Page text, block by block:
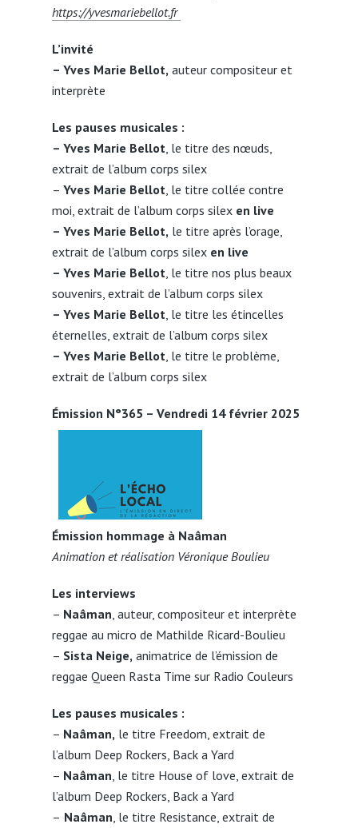
https://yvesmariebellot.fr
L’invité
– Yves Marie Bellot, auteur compositeur et
interprète
Les pauses musicales :
– Yves Marie Bellot , le titre des nœuds,
extrait de l’album corps silex
– Yves Marie Bellot , le titre collée contre
moi, extrait de l’album corps silex en live
– Yves Marie Bellot, le titre après l’orage,
extrait de l’album corps silexen live
– Yves Marie Bellot , le titre nos plus beaux
souvenirs, extrait de l’album corps silex
– Yves Marie Bellot , le titre les étincelles
éternelles, extrait de l’album corps silex
– Yves Marie Bellot , le titre le problème,
extrait de l’album corps silex
Émission N°365 – Vendredi 14 février 2025
Émission hommage à Naâman
Animation et réalisation Véronique Boulieu
Les interviews
– Naâman , auteur, compositeur et interprète
reggae au micro de Mathilde Ricard-Boulieu
– Sista Neige, animatrice de l’émission de
reggae Queen Rasta Time sur Radio Couleurs
Les pauses musicales :
– Naâman, le titre Freedom, extrait de
l’album Deep Rockers, Back a Yard
– Naâman , le titre House of love, extrait de
l’album Deep Rockers, Back a Yard
– Naâman , le titre Resistance, extrait de